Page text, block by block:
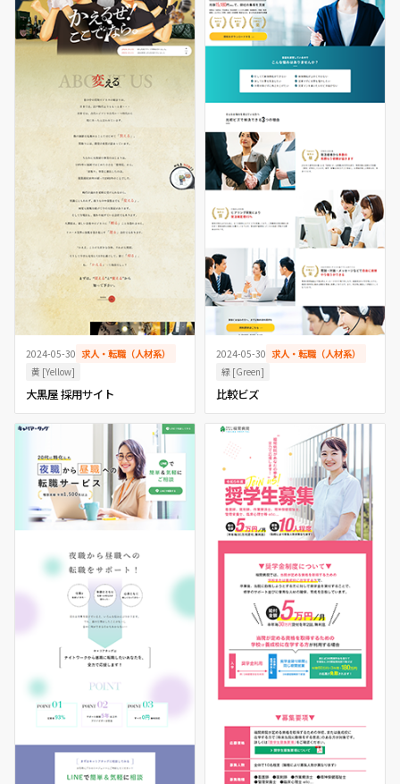
2024-05-30 求人・転職（人材系）
黄 [Yellow]
大黒屋 採用サイト
2024-05-30 求人・転職（人材系）
緑 [Green]
比較ビズ